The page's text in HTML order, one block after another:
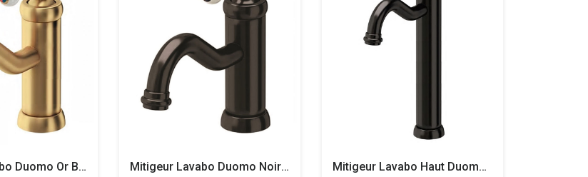
Mitigeur Lavabo Duomo Or Brosse Mitigeur Lavabo Duomo Noir Mat Mitigeur Lavabo Haut Duomo Noir Mat